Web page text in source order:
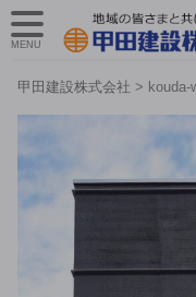
甲田建設株式会社 > kouda-
MENU